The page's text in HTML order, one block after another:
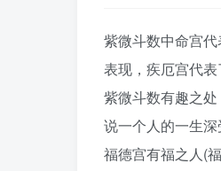
紫微斗数中命宫
表现，疾厄宫代
紫微斗数有趣之
说一个人的一生
福德宫有福之人(